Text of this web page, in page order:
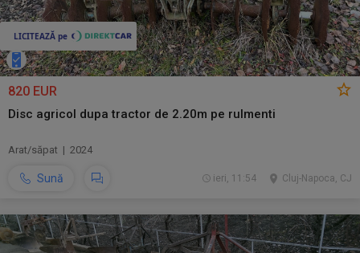
820 EUR
Disc agricol dupa tractor de 2.20m pe rulmenti
Arat/săpat | 2024
Sună Cluj-Napoca, CJ
ieri, 11:54